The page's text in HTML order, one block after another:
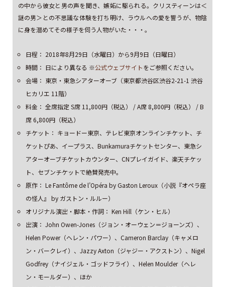
の中から彼女と男の声を聞き、嫉妬に駆られる。クリスティーンは＜
謎の男＞との不思議な体験を打ち明け、ラウルへの愛を誓うが、物陰
に身を潜めてその様子を伺う人物がいた・・・。
日程： 2018年8月29日（水曜日）から9月9日（日曜日）
時間： 日により異なる ※公式ウェブサイトをご参照ください。
会場： 東京・東急シアターオーブ（東京都渋谷区渋谷2-21-1 渋谷
ヒカリエ 11階）
料金： 全席指定 S席 11,800円（税込） / A席 8,800円（税込） / B
席 6,800円（税込）
チケット： キョードー東京、テレビ東京オンラインチケット、チ
ケットぴあ、イープラス、Bunkamuraチケットセンター、東急シ
アターオーブチケットカウンター、CNプレイガイド、楽天チケッ
ト、セブンチケットで絶賛発売中。
原作： Le Fantôme de l’Opéra by Gaston Leroux（小説『オペラ座
の怪人』 by ガストン・ルルー）
オリジナル演出・脚本・作詞： Ken Hill（ケン・ヒル）
出演： John Owen-Jones（ジョン・オーウェン＝ジョーンズ）、
Helen Power（ヘレン・パワー）、Cameron Barclay（キャメロ
ン・バークレイ）、Jazzy Axton（ジャジー・アクストン）、Nigel
Godfrey（ナイジェル・ゴッドフライ）、Helen Moulder（ヘレ
ン・モールダー）、ほか